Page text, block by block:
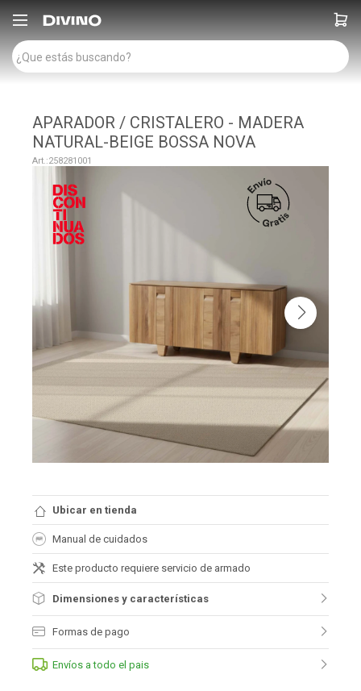

APARADOR / CRISTALERO - MADERA
NATURAL-BEIGE BOSSA NOVA
258281001
Ubicar en tienda
Manual de cuidados
Este producto requiere servicio de armado
Dimensiones y características
Formas de pago
Envíos a todo el pais